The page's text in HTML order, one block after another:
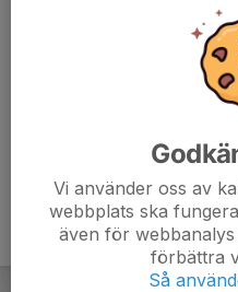
Vi använder oss av
webbplats ska
även för
förbättra
Så